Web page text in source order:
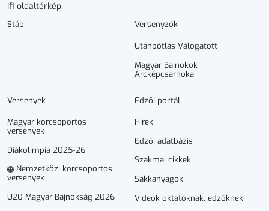
Ifi oldaltérkép:
Stáb Versenyzők
Utánpótlás Válogatott
Magyar Bajnokok
Arcképcsarnoka
Versenyek
Magyar korcsoportos
versenyek
Diákolimpia 2025-26
Nemzetközi korcsoportos
versenyek
U20 Magyar Bajnokság 2026
Edzői portál
Hírek
Edzői adatbázis
Szakmai cikkek
Sakkanyagok
Videók oktatóknak, edzőknek